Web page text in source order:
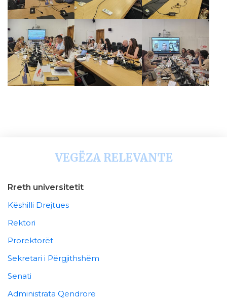
VEGËZA RELEVANTE
Rreth universitetit
Këshilli Drejtues
Rektori
Prorektorët
Sekretari i Përgjithshëm
Senati
Administrata Qendrore